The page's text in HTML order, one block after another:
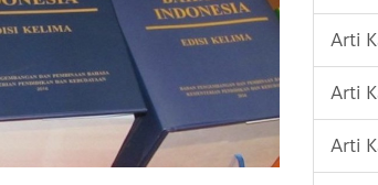
Arti
Arti
Arti